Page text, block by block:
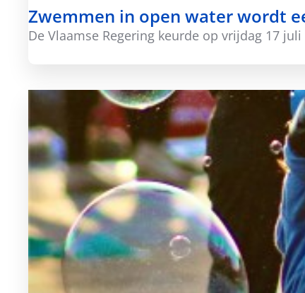
Zwemmen in open water wordt
De Vlaamse Regering keurde op vrijdag 17